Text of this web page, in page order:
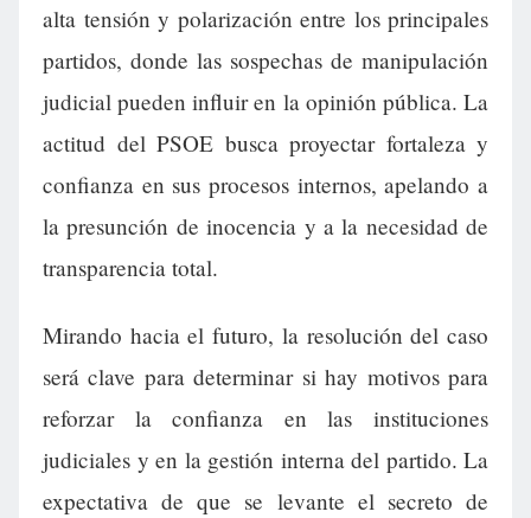
alta tensión y polarización entre los principales
partidos, donde las sospechas de manipulación
judicial pueden influir en la opinión pública. La
actitud del PSOE busca proyectar fortaleza y
confianza en sus procesos internos, apelando a
la presunción de inocencia y a la necesidad de
transparencia total.
Mirando hacia el futuro, la resolución del caso
será clave para determinar si hay motivos para
reforzar la confianza en las instituciones
judiciales y en la gestión interna del partido. La
expectativa de que se levante el secreto de